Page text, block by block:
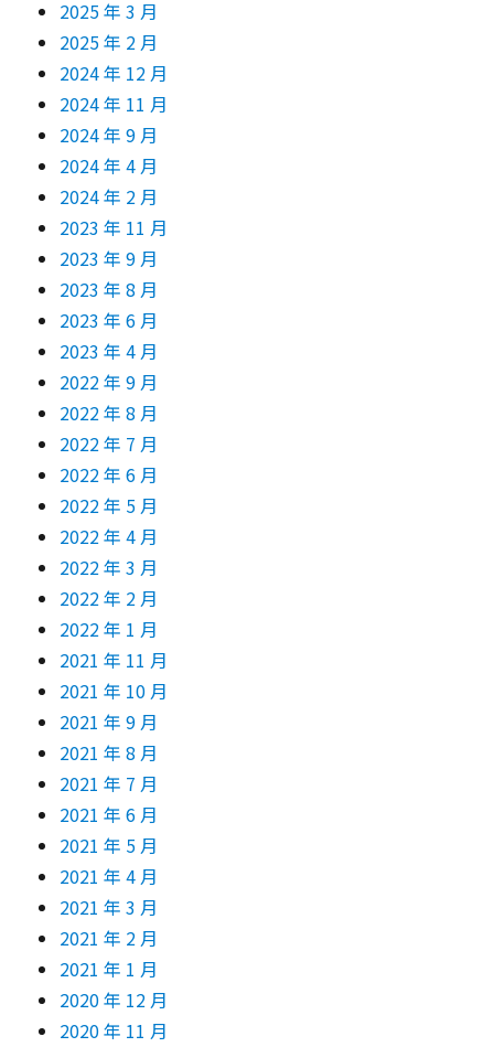
2025 年 3 月
2025 年 2 月
2024 年 12 月
2024 年 11 月
2024 年 9 月
2024 年 4 月
2024 年 2 月
2023 年 11 月
2023 年 9 月
2023 年 8 月
2023 年 6 月
2023 年 4 月
2022 年 9 月
2022 年 8 月
2022 年 7 月
2022 年 6 月
2022 年 5 月
2022 年 4 月
2022 年 3 月
2022 年 2 月
2022 年 1 月
2021 年 11 月
2021 年 10 月
2021 年 9 月
2021 年 8 月
2021 年 7 月
2021 年 6 月
2021 年 5 月
2021 年 4 月
2021 年 3 月
2021 年 2 月
2021 年 1 月
2020 年 12 月
2020 年 11 月